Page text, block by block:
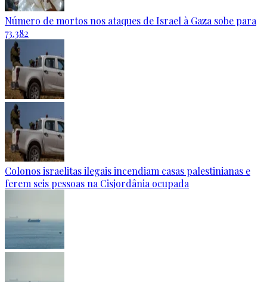
Número de mortos nos ataques de Israel à Gaza sobe para
73.382
Colonos israelitas ilegais incendiam casas palestinianas e
ferem seis pessoas na Cisjordânia ocupada